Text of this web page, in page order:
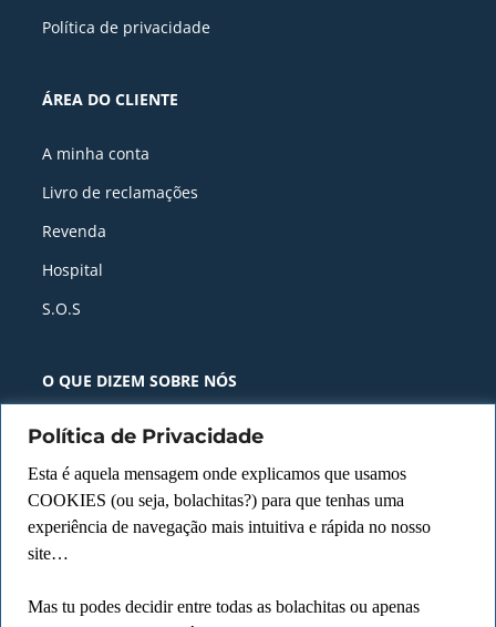
Política de Privacidade
Esta é aquela mensagem onde explicamos que usamos
COOKIES (ou seja, bolachitas?) para que tenhas uma
experiência de navegação mais intuitiva e rápida no nosso
site…
Mas tu podes decidir entre todas as bolachitas ou apenas
Política de privacidade
ÁREA DO CLIENTE
A minha conta
Livro de reclamações
Revenda
Hospital
S.O.S
O QUE DIZEM SOBRE NÓS​ ​
Descobre porque temos Pontuação
de 4.7⭐ com +1000 avaliações
Ler mais avaliações no Facebook